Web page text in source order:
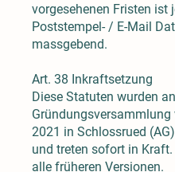
vorgesehenen Fristen ist
Poststempel- / E-Mail
massgebend.
Art. 38 Inkraftsetzung
Diese Statuten wurden
2021 in Schlossrued
und treten sofort in Kraft.
alle früheren Versionen.